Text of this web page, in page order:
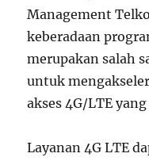
Management
keberadaan
merupakan salah
untuk
akses 4G/LTE
Layanan 4G LTE